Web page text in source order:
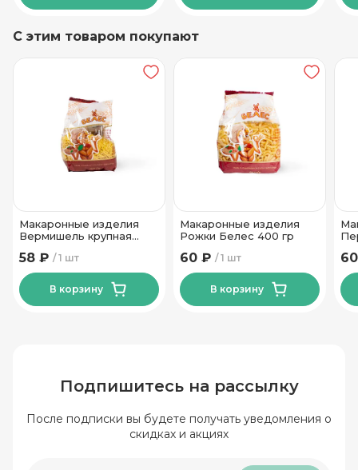
С этим товаром покупают
Макаронные изделия
Вермишель крупная
1 шт
58 ₽
В корзину
Макаронные изделия
Рожки Белес 400 гр
1 шт
60 ₽
В корзину
Подпишитесь на рассылку
После подписки вы будете получать уведомления о
скидках и акциях